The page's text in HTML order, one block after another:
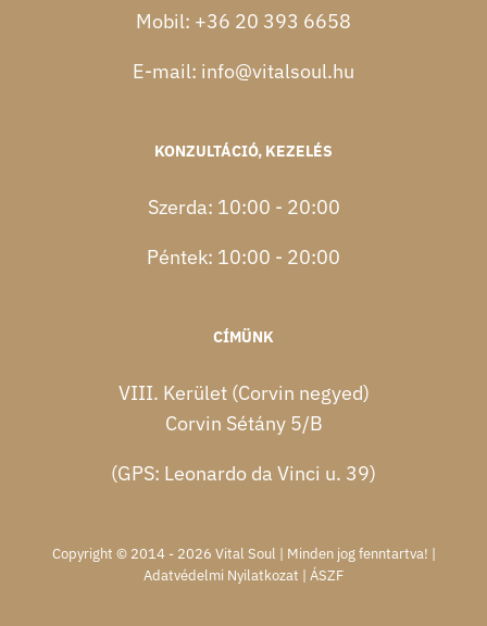
Mobil: +36 20 393 6658
E-mail: info@vitalsoul.hu
KONZULTÁCIÓ, KEZELÉS
Szerda: 10:00 - 20:00
Péntek: 10:00 - 20:00
CÍMÜNK
VIII. Kerület (Corvin negyed)
Corvin Sétány 5/B
(GPS: Leonardo da Vinci u. 39)
Copyright © 2014 - 2026 Vital Soul | Minden jog fenntartva! |
Adatvédelmi Nyilatkozat | ÁSZF